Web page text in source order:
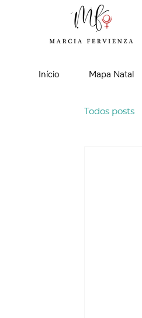
Início Mapa Natal
Todos posts